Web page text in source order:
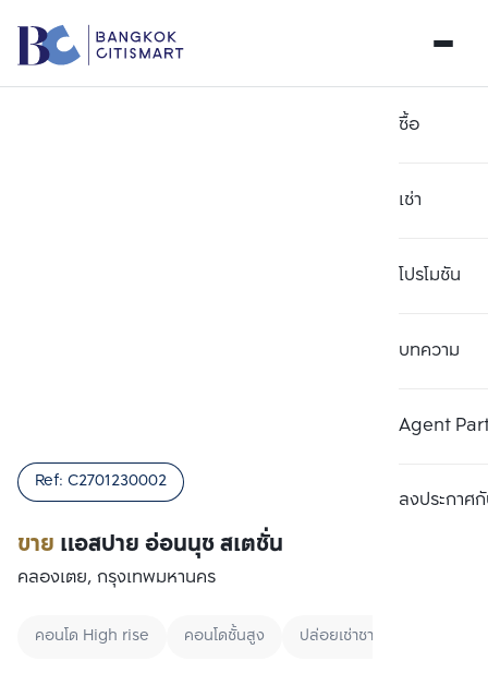
ซื้อ
เช่า
โปรโมชัน
บทความ
Agent
ลงประกาศกั
ขาย แอสปาย อ่อนนุช สเตชั่น
Ref: C2701230002
คลองเตย, กรุงเทพมหานคร
คอนโด High rise คอนโดชั้นสูง ปล่อยเช่าชาวต่างชาติ
เปรียบเทียบ